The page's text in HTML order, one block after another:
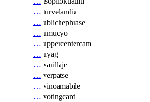
… turvelandia
… ublichephrase
… umucyo
… uppercentercam
… uyag
… varillaje
… verpatse
… vinoamabile
… votingcard